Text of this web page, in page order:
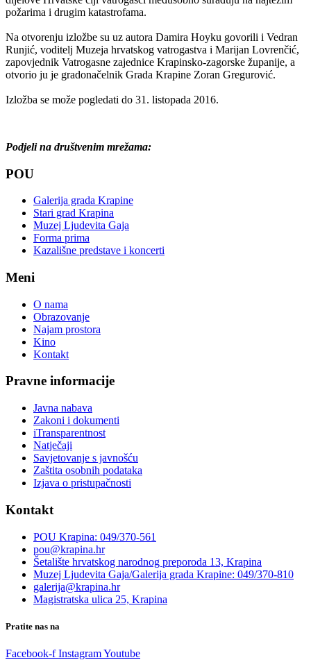
požarima i drugim katastrofama.
Na otvorenju izložbe su uz autora Damira Hoyku govorili i Vedran
Runjić, voditelj Muzeja hrvatskog vatrogastva i Marijan Lovrenčić,
zapovjednik Vatrogasne zajednice Krapinsko-zagorske županije, a
otvorio ju je gradonačelnik Grada Krapine Zoran Gregurović.
Izložba se može pogledati do 31. listopada 2016.
Podjeli na društvenim mrežama:
POU
Galerija grada Krapine
Stari grad Krapina
Muzej Ljudevita Gaja
Forma prima
Kazališne predstave i koncerti
Meni
O nama
Obrazovanje
Najam prostora
Kino
Kontakt
Pravne informacije
Javna nabava
Zakoni i dokumenti
iTransparentnost
Natječaji
Savjetovanje s javnošću
Zaštita osobnih podataka
Izjava o pristupačnosti
Kontakt
POU Krapina: 049/370-561
pou@krapina.hr
Šetalište hrvatskog narodnog preporoda 13, Krapina
Muzej Ljudevita Gaja/Galerija grada Krapine: 049/370-810
galerija@krapina.hr
Magistratska ulica 25, Krapina
Pratite nas na
Facebook-f InstagramYoutube